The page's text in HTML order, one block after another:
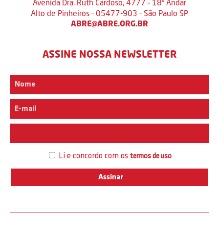
Avenida Dra. Ruth Cardoso, 4777 – 18º Andar
Alto de Pinheiros – 05477-903 – São Paulo SP
ABRE@ABRE.ORG.BR
ASSINE NOSSA NEWSLETTER
Li e concordo com os termos de uso